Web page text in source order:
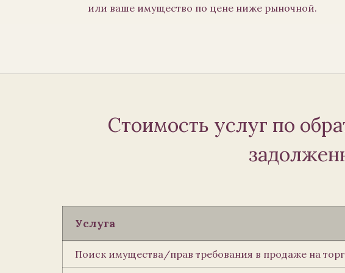
или ваше имущество по цене ниже рыночной.
Стоимость услуг по
Услуга
Поиск имущества/прав требования в продаже на